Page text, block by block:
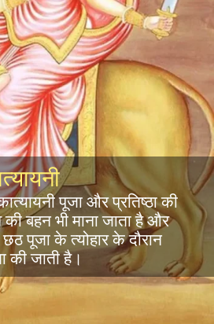
पूजा और प्रतिष्ठा की
बहन भी माना जाता है और
छठ पूजा के त्योहार के दौरान
जाती है।